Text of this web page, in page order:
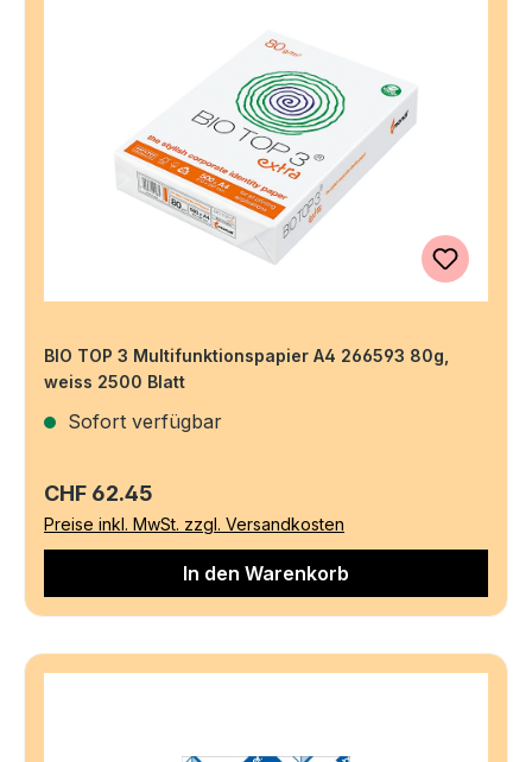
BIO TOP 3 Multifunktionspapier A4 266593 80g,
weiss 2500 Blatt
Sofort verfügbar
Regulärer Preis:
CHF 62.45
Preise inkl. MwSt. zzgl. Versandkosten
In den Warenkorb